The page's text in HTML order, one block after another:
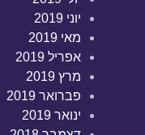
יוני 2019
מאי 2019
אפריל 2019
מרץ 2019
פברואר 2019
ינואר 2019